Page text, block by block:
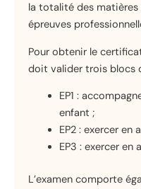
la totalité des matières
épreuves
Pour obtenir le
doit valider trois blocs
EP1 :
enfant ;
EP2 : exercer en
EP3 : exercer en
L’examen comporte